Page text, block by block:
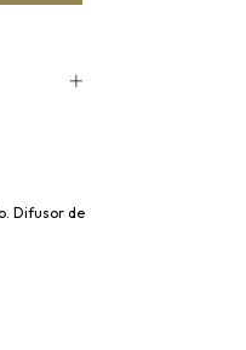
Difusor de